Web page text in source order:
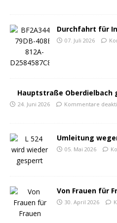
Durchfahrt für
07. Juli 2026
Hauptstraße Oberdielbach
24. Juni 2026 Kommentare
Umleitung
05. Mai 2026
Von Frauen für
30. April 2026